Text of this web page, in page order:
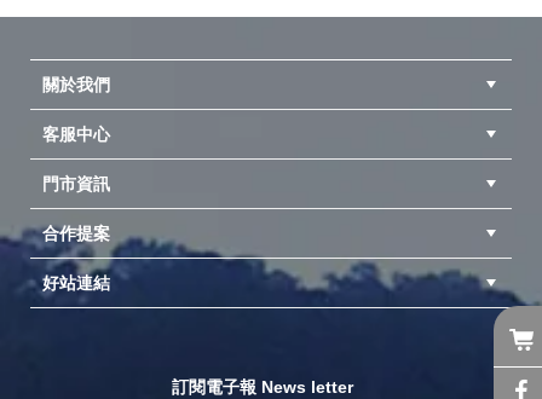
關於我們
客服中心
門市資訊
合作提案
異業合作
專案採購
成為供應商
好站連結
訂閱電子報 News letter